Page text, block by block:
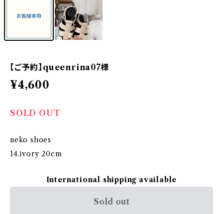
【ご予約】queenrina07様
¥4,600
SOLD OUT
neko shoes
14.ivory 20cm
International shipping available
Sold out